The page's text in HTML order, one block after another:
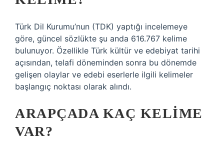
Türk Dil Kurumu’nun (TDK) yaptığı incelemeye
göre, güncel sözlükte şu anda 616.767 kelime
bulunuyor. Özellikle Türk kültür ve edebiyat tarihi
açısından, telafi döneminden sonra bu dönemde
gelişen olaylar ve edebi eserlerle ilgili kelimeler
başlangıç ​​noktası olarak alındı.
ARAPÇADA KAÇ KELIME
VAR?